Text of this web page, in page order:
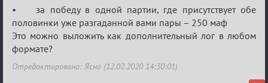
Re:
Найди
меня!
• за победу в одной партии, где присутствует обе
половинки уже разгаданной вами пары – 250 маф
Это можно выложить как дополнительный лог в любом
формате?
Отредактировано: Ясно (12.02.2020 14:30:01)